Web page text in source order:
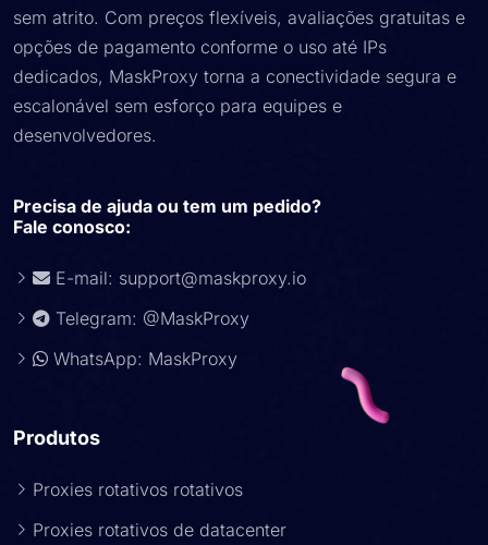
sem atrito. Com preços flexíveis, avaliações gratuitas e
opções de pagamento conforme o uso até IPs
dedicados, MaskProxy torna a conectividade segura e
escalonável sem esforço para equipes e
desenvolvedores.
Precisa de ajuda ou tem um pedido?
Fale conosco:
E-mail: support@maskproxy.io
Telegram: @MaskProxy
WhatsApp: MaskProxy
Produtos
Proxies rotativos rotativos
Proxies rotativos de datacenter